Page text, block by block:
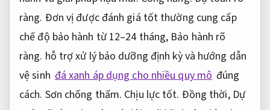
ràng. Đơn vị được đánh giá tốt thường cung cấp
chế độ bảo hành từ 12–24 tháng, Bảo hành rõ
ràng. hỗ trợ xử lý bảo dưỡng định kỳ và hướng dẫn
vệ sinh đá xanh áp dụng cho nhiều quy mô đúng
cách. Sơn chống thấm. Chịu lực tốt. Đồng thời, Dự